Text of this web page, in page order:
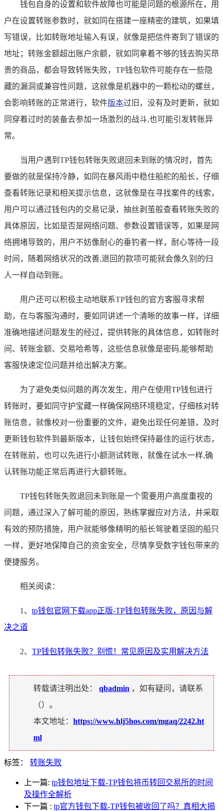
钱包自身的设置和软件故障也可能是问题的根源所在，用
户在设置转账参数时，就如同在搭建一座精密的建筑，如果填
写错误，比如转账地址输入有误，就像是把信件寄到了错误的
地址；转账金额超出账户余额，就如同拿着不够的钱去购买昂
贵的商品，都会导致转账失败，TP钱包软件可能存在一些隐
藏的漏洞或兼容性问题，这就像是机器中的一颗松动的螺丝，
会影响转账的正常进行，软件版本过旧，没有及时更新，就如
同穿着过时的装备去参加一场激烈的战斗,也可能引发转账异
常。
当用户遇到TP钱包转账失败退回未到账的情况时，首先
要做的就是保持冷静，如同在暴风雨中稳住船舵的船长，仔细
查看转账记录和相关提示信息，这就像是在寻找案件的线索，
用户可以通过钱包内的交易记录，抽丝剥茧般查看转账失败的
具体原因，比如是否是网络问题、参数设置错误等，如果是网
络拥堵导致的，用户不妨像耐心的垂钓者一样，耐心等待一段
时间，随着网络状况的改善,退回的款项可能就会像久别的归
人一样自动到账。
用户还可以积极主动地联系TP钱包的官方客服寻求帮
助，在与客服沟通时，要如同讲述一个清晰的故事一样，详细
准确地描述问题发生的经过，提供转账的具体信息，如转账时
间、转账金额、交易哈希等，这些信息就像是密码,能够帮助
客服快速定位问题并给出解决方案。
为了避免类似问题的再次发生，用户在使用TP钱包进行
转账时，要如同守护宝藏一样确保网络环境稳定，仔细核对转
账信息，就像校对一份重要的文件，避免出现任何差错，及时
更新钱包软件到最新版本，让钱包始终保持最佳的运行状态，
在转账前，也可以先进行小额测试转账，就像在试水一样,确
认转账功能正常后再进行大额转账。
TP钱包转账失败退回未到账是一个需要用户高度重视的
问题，通过深入了解可能的原因，熟练掌握应对方法，并采取
有效的预防措施，用户就能够像精明的船长驾驶着坚固的船只
一样，更好地保障自己的资金安全，尽情享受数字钱包带来的
便捷服务。
相关阅读：
1、 tp钱包官网下载app正版-TP钱包转账失败，原因与解
决之道
2、 TP钱包转账失败？别慌！常见原因及实用解决方法
转载请注明出处： qbadmin ，如有疑问，请联系
（）。
本文地址： https://www.hlj5hos.com/mgaq/2242.ht
ml
标签： 转账失败
上一篇: tp钱包地址下载-TP钱包将币转回交易所的时间
及操作全解析
下一篇 : tp官方钱包下载-TP钱包被收回了吗？真相大揭